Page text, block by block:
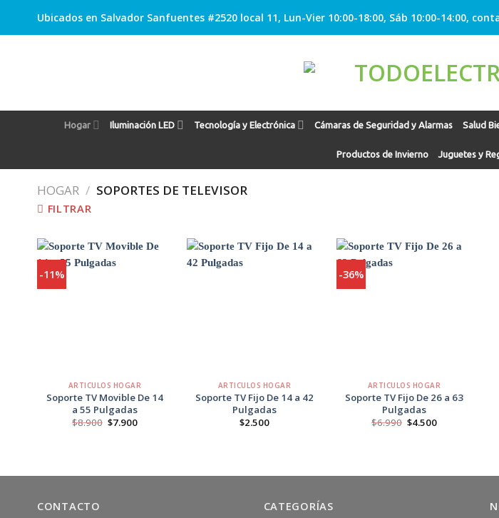
Ubicados en Salvador Sanfuentes #2520 local 11, Lun-Vier 10:00-18:00, Sáb 10:00-14:00,
Hogar Iluminación LED Tecnología y Electrónica Cámaras de Seguridad y Alarmas Salud
Productos de Invierno Juguetes y
HOGAR / SOPORTES DE TELEVISOR
FILTRAR
-11%
ARTICULOS HOGAR
Soporte TV Movible De 14
a 55 Pulgadas
$8.900 El
$7.900El
ARTICULOS HOGAR
Soporte TV Fijo De 14 a 42
Pulgadas
$2.500
-36%
ARTICULOS HOGAR
Soporte TV Fijo De 26 a 63
Pulgadas
$6.990 El
$4.500El
CONTACTO CATEGORÍAS